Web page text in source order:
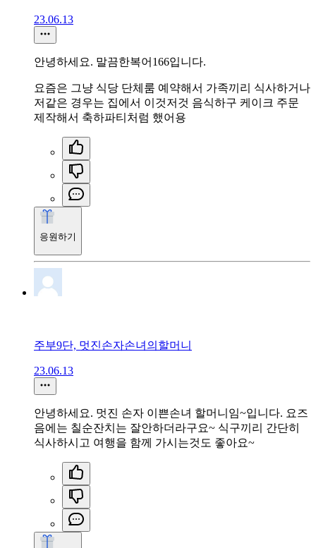
23.06.13
안녕하세요. 말끔한복어166입니다.
요즘은 그냥 식당 단체룸 예약해서 가족끼리 식사하거나
저같은 경우는 집에서 이것저것 음식하구 케이크 주문
제작해서 축하파티처럼 했어용
응원하기
주부9단, 멋진손자손녀의할머니
23.06.13
안녕하세요. 멋진 손자 이쁜손녀 할머니임~입니다. 요즈
음에는 칠순잔치는 잘안하더라구요~ 식구끼리 간단히
식사하시고 여행을 함께 가시는것도 좋아요~